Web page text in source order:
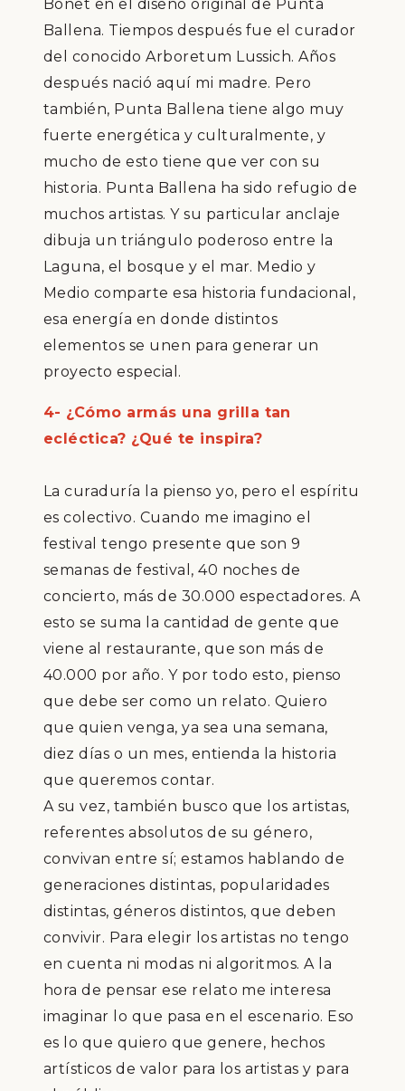
Bonet en el diseño original de Punta
Ballena. Tiempos después fue el curador
del conocido Arboretum Lussich. Años
después nació aquí mi madre. Pero
también, Punta Ballena tiene algo muy
fuerte energética y culturalmente, y
mucho de esto tiene que ver con su
historia. Punta Ballena ha sido refugio de
muchos artistas. Y su particular anclaje
dibuja un triángulo poderoso entre la
Laguna, el bosque y el mar. Medio y
Medio comparte esa historia fundacional,
esa energía en donde distintos
elementos se unen para generar un
proyecto especial.
4- ¿Cómo armás una grilla tan
ecl éctica? ¿Qué te inspira?
La curaduría la pienso yo, pero el espíritu
es colectivo. Cuando me imagino el
festival tengo presente que son 9
semanas de festival, 40 noches de
concierto, más de 30.000 espectadores. A
esto se suma la cantidad de gente que
viene al restaurante, que son más de
40.000 por año. Y por todo esto, pienso
que debe ser como un relato. Quiero
que quien venga, ya sea una semana,
diez d ías o un mes, entienda la historia
que queremos contar.
A su vez, también busco que los artistas,
referentes absolutos de su género,
convivan entre sí; estamos hablando de
generaciones distintas, popularidades
distintas, géneros distintos, que deben
convivir. Para elegir los artistas no tengo
en cuenta ni modas ni algoritmos. A la
hora de pensar ese relato me interesa
imaginar lo que pasa en el escenario. Eso
es lo que quiero que genere, hechos
artísticos de valor para los artistas y para